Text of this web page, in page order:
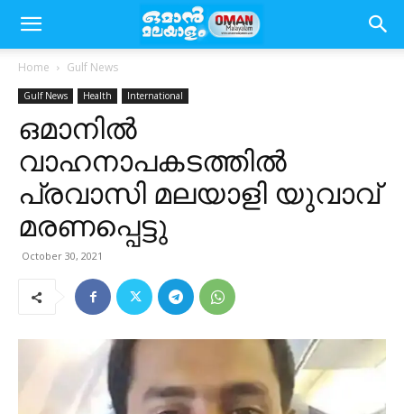
Home Gulf News
Gulf News Health International
ഒമാനില്‍
വാഹനാപകടത്തില്‍
പ്രവാസി മലയാളി യുവാവ്
മരണപ്പെട്ടു
October 30, 2021